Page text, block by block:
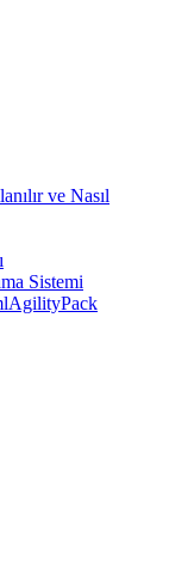
ve Nasıl
Sistemi